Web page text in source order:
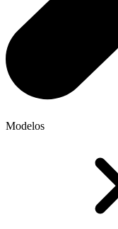
Modelos